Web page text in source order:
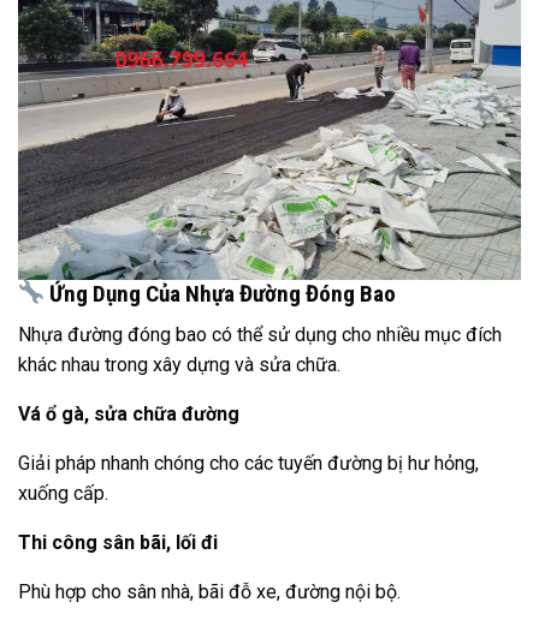
Ứng Dụng Của Nhựa Đường Đóng Bao
Nhựa đường đóng bao có thể sử dụng cho nhiều mục đích
khác nhau trong xây dựng và sửa chữa.
Vá ổ gà, sửa chữa đường
Giải pháp nhanh chóng cho các tuyến đường bị hư hỏng,
xuống cấp.
Thi công sân bãi, lối đi
Phù hợp cho sân nhà, bãi đỗ xe, đường nội bộ.